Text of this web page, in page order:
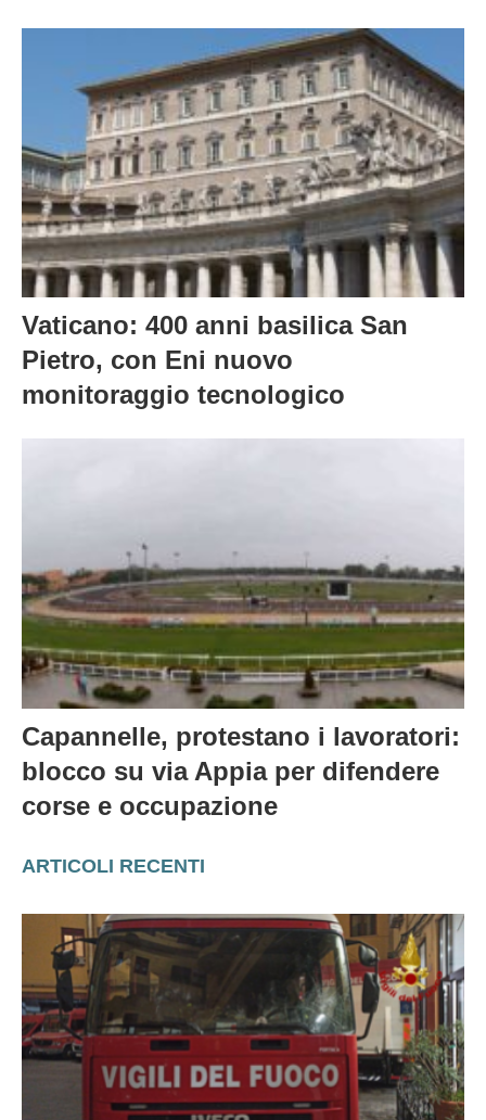
Vaticano: 400 anni basilica San
Pietro, con Eni nuovo
monitoraggio tecnologico
Capannelle, protestano i lavoratori:
blocco su via Appia per difendere
corse e occupazione
ARTICOLI RECENTI